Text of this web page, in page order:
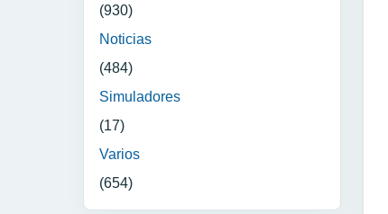
(930)
Noticias
(484)
Simuladores
(17)
Varios
(654)